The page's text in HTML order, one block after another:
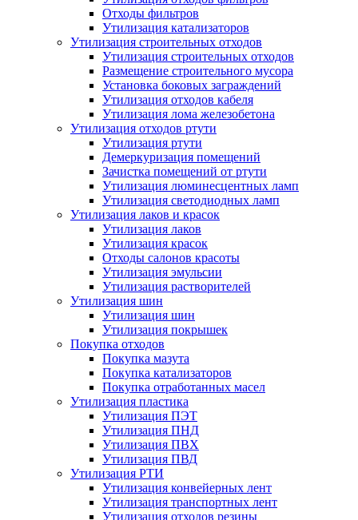
Отходы фильтров
Утилизация катализаторов
Утилизация строительных отходов
Утилизация строительных отходов
Размещение строительного мусора
Установка боковых заграждений
Утилизация отходов кабеля
Утилизация лома железобетона
Утилизация отходов ртути
Утилизация ртути
Демеркуризация помещений
Зачистка помещений от ртути
Утилизация люминесцентных ламп
Утилизация светодиодных ламп
Утилизация лаков и красок
Утилизация лаков
Утилизация красок
Отходы салонов красоты
Утилизация эмульсии
Утилизация растворителей
Утилизация шин
Утилизация шин
Утилизация покрышек
Покупка отходов
Покупка мазута
Покупка катализаторов
Покупка отработанных масел
Утилизация пластика
Утилизация ПЭТ
Утилизация ПНД
Утилизация ПВХ
Утилизация ПВД
Утилизация РТИ
Утилизация конвейерных лент
Утилизация транспортных лент
Утилизация отходов резины